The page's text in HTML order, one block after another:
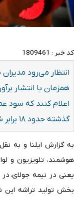
کد خبر : 1809461
انتظار می‌رود
همزمان با انتشار
اعلام کنند که سود
گذشته حدود ۱۸ برابر شده است.
به گزارش ایلنا و به نقل
هوشمند، تلویزیون و
یعنی در نیمه جولای،
بخش تولید تراشه این